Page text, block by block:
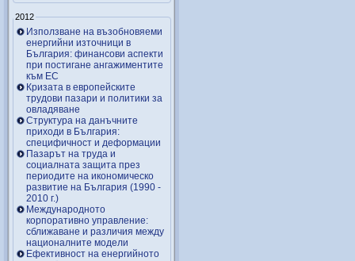
2012
Използване на възобновяеми
енергийни източници в
България: финансови аспекти
при постигане ангажиментите
към ЕС
Кризата в европейските
трудови пазари и политики за
овладяване
Структура на данъчните
приходи в България:
специфичност и деформации
Пазарът на труда и
социалната защита през
периодите на икономическо
развитие на България (1990 -
2010 г.)
Международното
корпоративно управление:
сближаване и различия между
националните модели
Ефективност на енергийното